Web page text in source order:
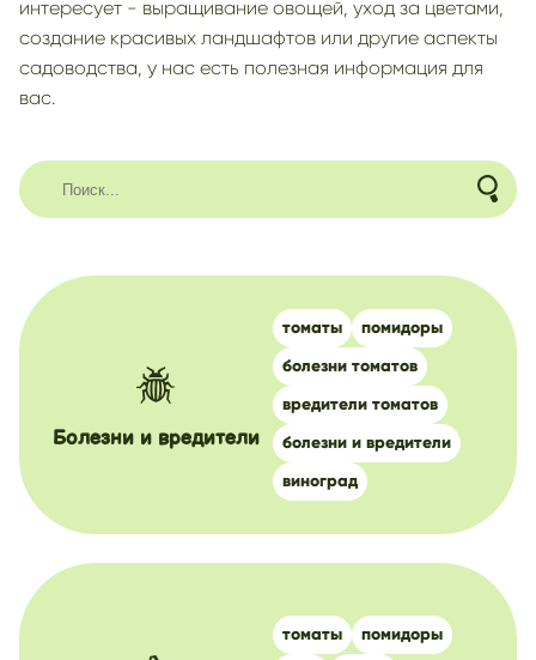
интересует - выращивание овощей, уход за цветами,
создание красивых ландшафтов или другие аспекты
садоводства, у нас есть полезная информация для
вас.
Болезни и вредители
томаты
помидоры
болезни томатов
вредители томатов
болезни и вредители
виноград
томаты помидоры